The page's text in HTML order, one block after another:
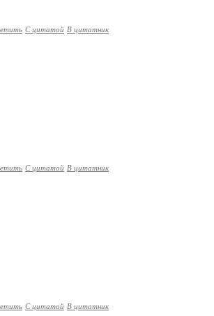
С цитатой В цитатник
С цитатой В цитатник
С цитатой В цитатник